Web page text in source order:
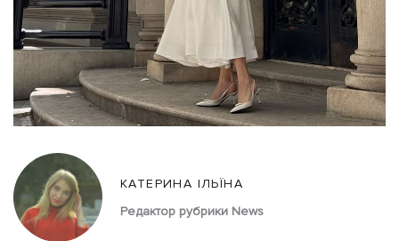
КАТЕРИНА ІЛЬЇНА
Редактор рубрики News